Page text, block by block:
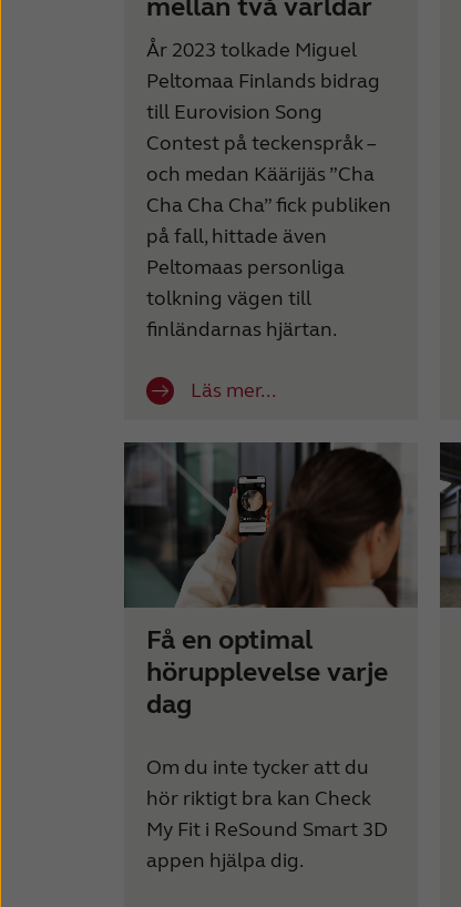
mellan två världar
År 2023 tolkade Miguel
Peltomaa Finlands bidrag
till Eurovision Song
Contest på teckenspråk –
och medan Käärijäs ”Cha
Cha Cha Cha” fick publiken
på fall, hittade även
Peltomaas personliga
tolkning vägen till
finländarnas hjärtan.
Läs mer...
Få en optimal
hörupplevelse varje
dag
Om du inte tycker att du
hör riktigt bra kan Check
My Fit i ReSound Smart 3D
appen hjälpa dig.